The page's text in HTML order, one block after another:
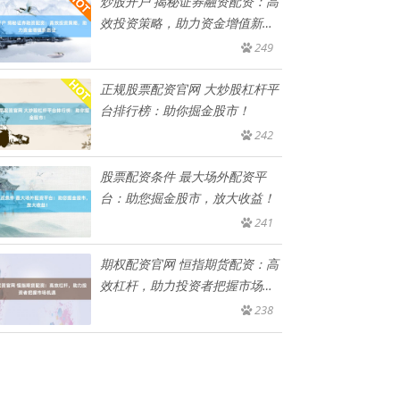
效投资策略，助力资金增值新路
249
正规股票配资官网 大炒股杠杆平
台排行榜：助你掘金股市！
242
股票配资条件 最大场外配资平
台：助您掘金股市，放大收益！
241
期权配资官网 恒指期货配资：高
效杠杆，助力投资者把握市场机
238